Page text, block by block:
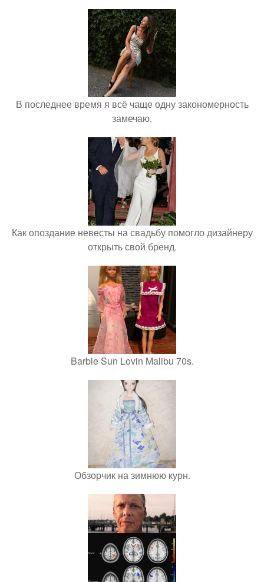
В последнее время я всё чаще одну закономерность
замечаю.
Как опоздание невесты на свадьбу помогло дизайнеру
открыть свой бренд.
Barbie Sun Lovin Malibu 70s.
Обзорчик на зимнюю курн.